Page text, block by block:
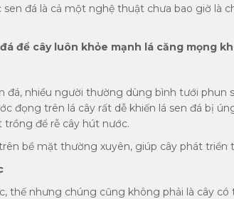
đá là cả một nghệ thuật chưa bao giờ là
để cây luôn khỏe mạnh lá căng mọng
nhiều người thường dùng bình tưới phun
đọng trên lá cây rất dễ khiến lá sen đá bị
để rễ cây hút nước.
bề mặt thường xuyên, giúp cây phát triển
thế nhưng chúng cũng không phải là cây